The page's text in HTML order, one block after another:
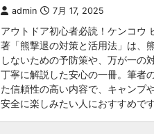
admin 7月 17, 2025
アウトドア初心者必読！ケンコウ
著「熊撃退の対策と活用法」は、
しないための予防策や、万が一の
丁寧に解説した安心の一冊。筆者
た信頼性の高い内容で、キャンプ
安全に楽しみたい人におすすめです